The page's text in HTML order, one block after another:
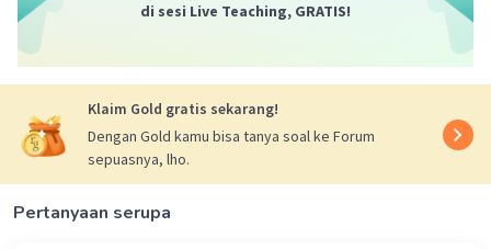
di sesi Live Teaching, GRATIS!
Klaim Gold gratis sekarang!
Dengan Gold kamu bisa tanya soal ke Forum
sepuasnya, lho.
Pertanyaan serupa